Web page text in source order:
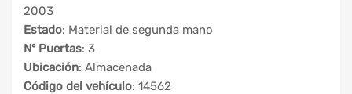
2003
Estado: Material de segunda mano
Nº Puertas: 3
Ubicación: Almacenada
Código del vehículo: 14562